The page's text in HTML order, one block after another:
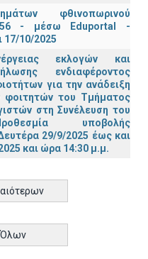
φθινοπωρινού
- μέσω Εduportal -
17/10/2025
εκλογών και
ενδιαφέροντος
για την ανάδειξη
του Τμήματος
στη Συνέλευση του
υποβολής
29/9/2025 έως και
και ώρα 14:30 μ.μ.
Όλων